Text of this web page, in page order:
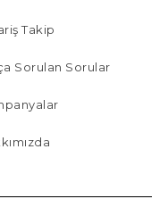
Takip
Sorulan Sorular